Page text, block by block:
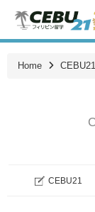
Home
CEBU21